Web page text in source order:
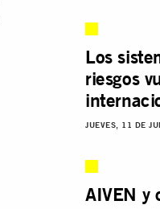
Los
riesgos
JUEVES, 11 DE
AIVEN y